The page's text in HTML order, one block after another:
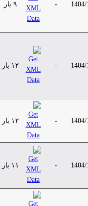
۱۲ بار
۱۲ بار
۱۱ بار